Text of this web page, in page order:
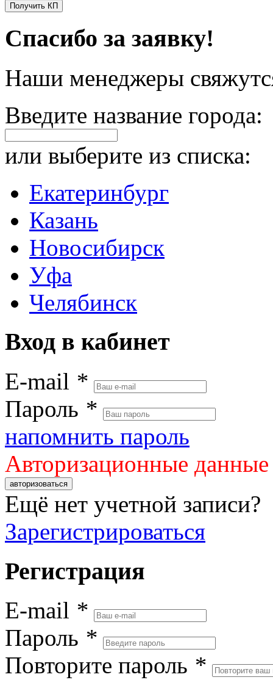
Получить КП
Спасибо за заявку!
Наши менеджеры
Введите название города:
или выберите из списка:
Екатеринбург
Казань
Новосибирск
Уфа
Челябинск
Вход в кабинет
E-mail *
Пароль *
напомнить пароль
Авторизационные
авторизоваться
Ещё нет учетной записи?
Зарегистрироваться
Регистрация
E-mail *
Пароль *
Повторите пароль *